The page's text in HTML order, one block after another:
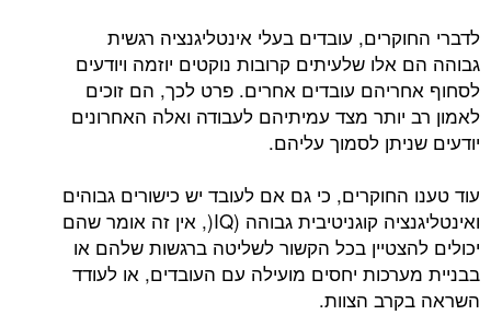
לדברי החוקרים, עובדים בעלי אינטליגנציה רגשית
גבוהה הם אלו שלעיתים קרובות נוקטים יוזמה ויודעים
לסחוף אחריהם עובדים אחרים. פרט לכך, הם זוכים
לאמון רב יותר מצד עמיתיהם לעבודה ואלה האחרונים
יודעים שניתן לסמוך עליהם.
עוד טענו החוקרים, כי גם אם לעובד יש כישורים גבוהים
ואינטליגנציה קוגניטיבית גבוהה (IQ(, אין זה אומר שהם
יכולים להצטיין בכל הקשור לשליטה ברגשות שלהם או
בבניית מערכות יחסים מועילה עם העובדים, או לעודד
השראה בקרב הצוות.